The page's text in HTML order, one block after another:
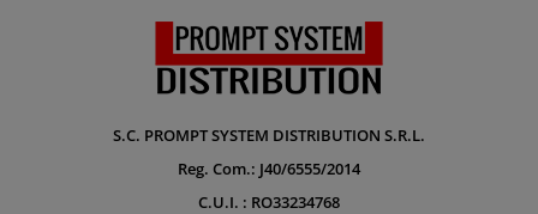
S.C. PROMPT SYSTEM DISTRIBUTION S.R.L.
Reg. Com.: J40/6555/2014
C.U.I. : RO33234768